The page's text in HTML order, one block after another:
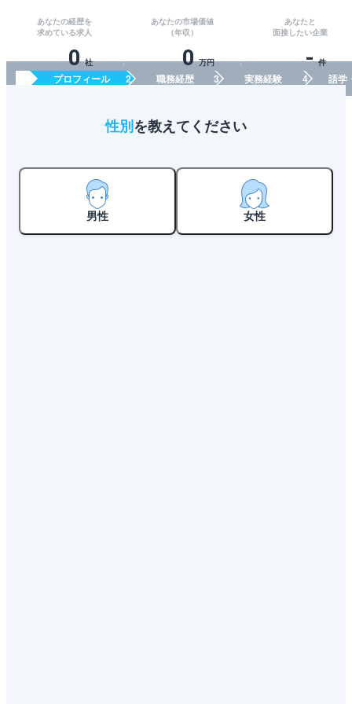
あなたの経歴を
求めている求人
0 社
あなたの市場価値
（年収）
0 万円
あなたと
面接したい企業
- 件
プロフィール 職務経歴 実務経験 語学
性別を教えてください
男性 女性